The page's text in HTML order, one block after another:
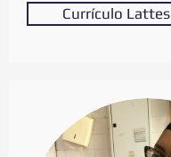
Currículo Lattes